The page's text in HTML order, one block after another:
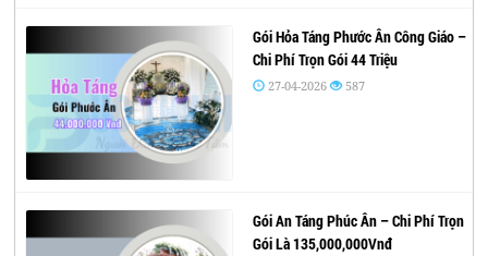
Gói Hỏa Táng Phước Ân Công Giáo –
Chi Phí Trọn Gói 44 Triệu
27-04-2026 587
Gói An Táng Phúc Ân – Chi Phí Trọn
Gói Là 135,000,000Vnđ